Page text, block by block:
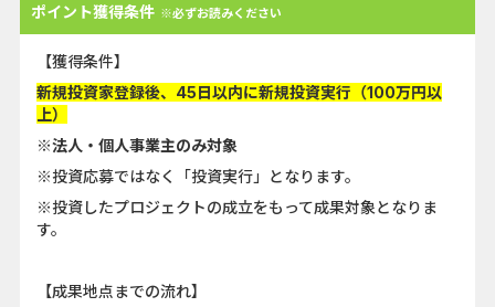
ポイント獲得条件 ※必ずお読みください
【獲得条件】
新規投資家登録後、45日以内に新規投資実行（100万円以
上）
※法人・個人事業主のみ対象
※投資応募ではなく「投資実行」となります。
※投資したプロジェクトの成立をもって成果対象となりま
す。
【成果地点までの流れ】